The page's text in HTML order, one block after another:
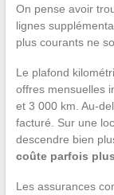
On pense avoir
lignes
plus courants ne
Le plafond
offres mensuelles
et 3 000 km. Au-
facturé. Sur une
descendre bien
coûte parfois
Les assurances